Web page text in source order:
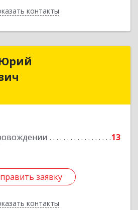
контакты
Назад
13
заявку
контакты
ИП Сухачев Юрий
Подробнее
заявку
Назад